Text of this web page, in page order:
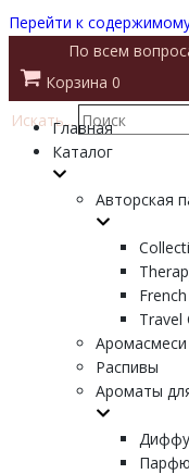
Перейти к
По всем
Корзина 0
Искать...Главная
Каталог
Авторская
Travel
Аромасмеси
Распивы
Ароматы